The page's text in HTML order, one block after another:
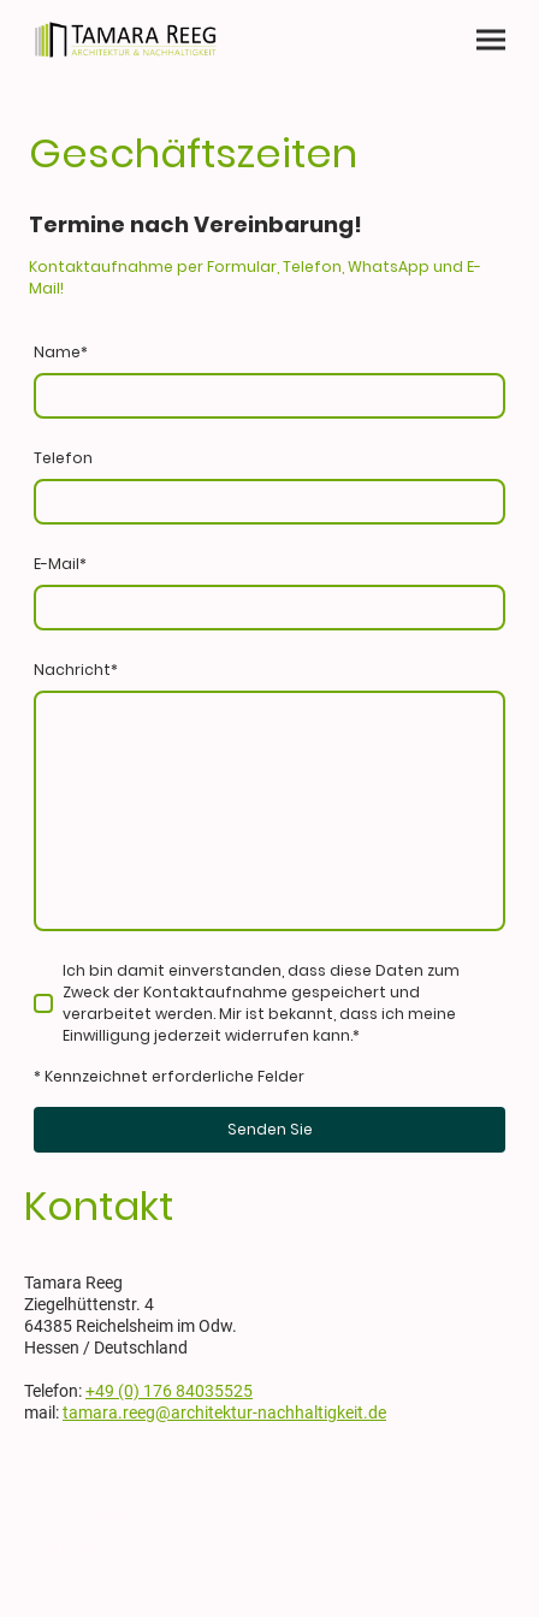
Geschäftszeiten
Termine nach Vereinbarung!
Kontaktaufnahme per Formular, Telefon, WhatsApp und E-
Mail!
Name*
Telefon
E-Mail*
Nachricht*
Ich bin damit einverstanden, dass diese Daten zum
Zweck der Kontaktaufnahme gespeichert und
verarbeitet werden. Mir ist bekannt, dass ich meine
Einwilligung jederzeit widerrufen kann.*
* Kennzeichnet erforderliche Felder
Senden Sie
Kontakt
Tamara Reeg
Ziegelhüttenstr. 4
64385 Reichelsheim im Odw.
Hessen / Deutschland
Telefon:+49 (0) 176 84035525
mail:tamara.reeg@architektur-nachhaltigkeit.de